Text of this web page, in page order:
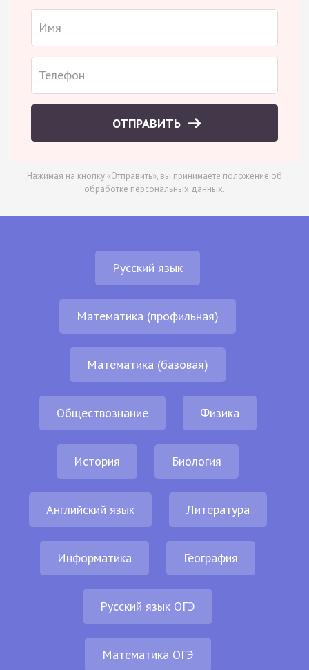
ОТПРАВИТЬ
Нажимая на кнопку «Отправить», вы принимаете положение об
обработке персональных данных.
Русский язык
Математика (профильная)
Математика (базовая)
Обществознание Физика
История Биология
Английский язык Литература
Информатика География
Русский язык ОГЭ
Математика ОГЭ